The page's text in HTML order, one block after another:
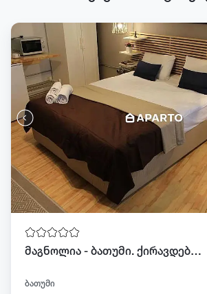
მაგნოლია - ბათუმი. ქირავდება სტუდიო VIP ბინა 12 სართულზე
ბათუმი